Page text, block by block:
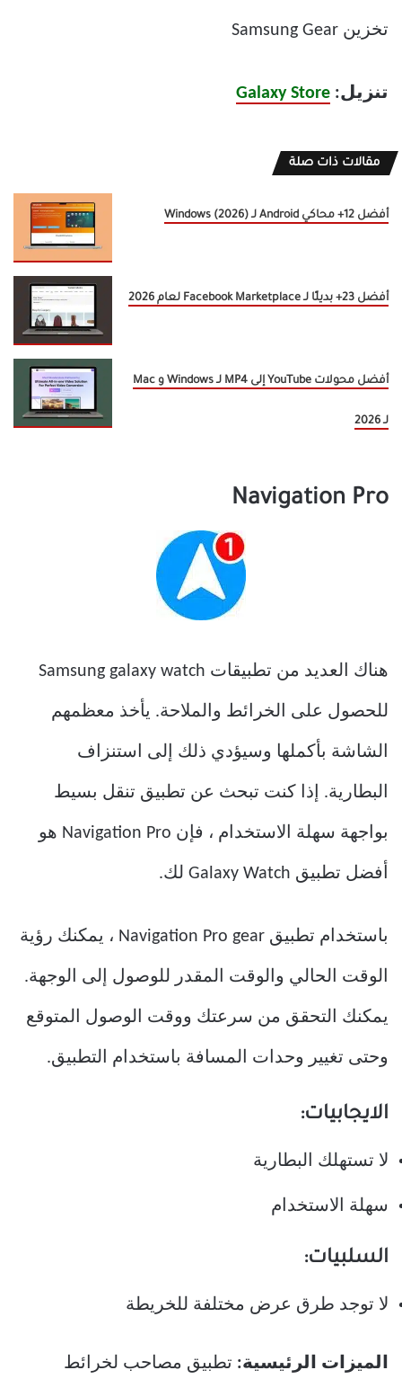
تخزين Samsung Gear
تنزيل: Galaxy Store
مقالات ذات صلة
أفضل 12+ محاكي Android لـ Windows (2026)
أفضل 23+ بديلًا لـ Facebook Marketplace لعام 2026
أفضل محولات YouTube إلى MP4 لـ Windows و Mac
لـ 2026
Navigation Pro
هناك العديد من تطبيقات Samsung galaxy watch
للحصول على الخرائط والملاحة. يأخذ معظمهم
الشاشة بأكملها وسيؤدي ذلك إلى استنزاف
البطارية. إذا كنت تبحث عن تطبيق تنقل بسيط
بواجهة سهلة الاستخدام ، فإن Navigation Pro هو
أفضل تطبيق Galaxy Watch لك.
باستخدام تطبيق Navigation Pro gear ، يمكنك رؤية
الوقت الحالي والوقت المقدر للوصول إلى الوجهة.
يمكنك التحقق من سرعتك ووقت الوصول المتوقع
وحتى تغيير وحدات المسافة باستخدام التطبيق.
الايجابيات:
لا تستهلك البطارية
سهلة الاستخدام
السلبيات:
لا توجد طرق عرض مختلفة للخريطة
الميزات الرئيسية: تطبيق مصاحب لخرائط